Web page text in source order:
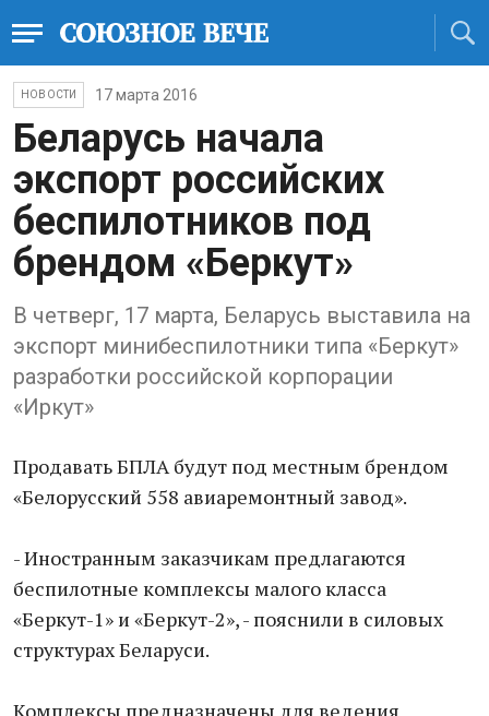
НОВОСТИ 17 марта 2016
Б​еларусь ​начал​а​
экспорт российских
беспилотников ​под
брендом «Беркут»
В четверг, 17 марта, Беларусь выставила на
экспорт минибеспилотники типа «Беркут»
разработки российской корпорации
«Иркут»
​Продавать БПЛА будут под местным брендом
«Белорусский 558 авиаремонтный завод».
- Иностранным заказчикам предлагаются
беспилотные комплексы малого класса
«Беркут-1» и «Беркут-2», - пояснили в силовых
структурах Беларуси.
Комплексы предназначены для ведения